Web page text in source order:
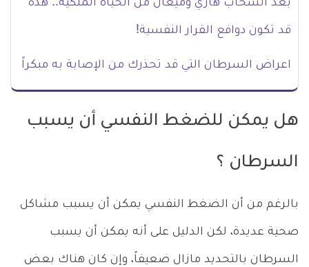
بعد انسحاب هاري وميغان من الحياة الملكية.. هذه
قد تكون دوافع القرار النفسية!
اعراض السرطان التي قد تحذرك من الإصابة به مبكراً
هل يمكن للضغط النفسي أن يسبب
السرطان ؟
بالرغم من أن الضغط النفسي يمكن أن يسبب مشاكل
صحية عديدة، لكن الدليل على أنه يمكن أن يسبب
السرطان بالتحديد مازال ضعيفاً، وإن كان هناك بعض